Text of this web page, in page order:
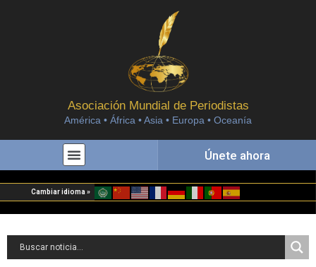
Asociación Mundial de Periodistas
América • África • Asia • Europa • Oceanía
Únete ahora
Cambiar idioma »